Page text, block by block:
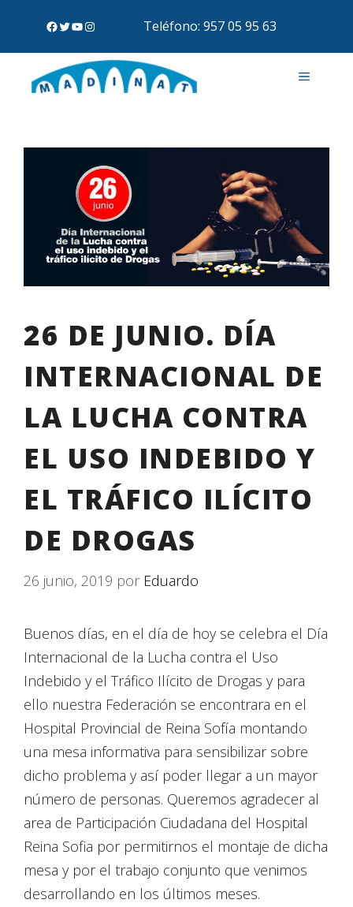
Teléfono: 957 05 95 63
26 DE JUNIO. DÍA
INTERNACIONAL DE
LA LUCHA CONTRA
EL USO INDEBIDO Y
EL TRÁFICO ILÍCITO
DE DROGAS
26 junio, 2019 por Eduardo
Buenos días, en el día de hoy se celebra el Día
Internacional de la Lucha contra el Uso
Indebido y el Tráfico Ilícito de Drogas y para
ello nuestra Federación se encontrara en el
Hospital Provincial de Reina Sofía montando
una mesa informativa para sensibilizar sobre
dicho problema y así poder llegar a un mayor
número de personas. Queremos agradecer al
area de Participación Ciudadana del Hospital
Reina Sofia por permitirnos el montaje de dicha
mesa y por el trabajo conjunto que venimos
desarrollando en los últimos meses.